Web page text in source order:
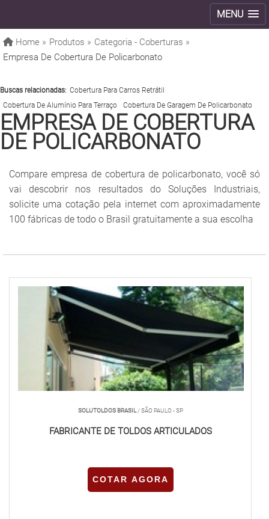
MENU
Home » Produtos » Categoria - Coberturas »
Empresa De Cobertura De Policarbonato
Buscas relacionadas: Cobertura Para Carros Retrátil
Cobertura De Alumínio Para Terraço
Cobertura De Garagem De Policarbonato
EMPRESA DE COBERTURA
DE POLICARBONATO
Compare empresa de cobertura de policarbonato, você só
vai descobrir nos resultados do Soluções Industriais,
solicite uma cotação pela internet com aproximadamente
100 fábricas de todo o Brasil gratuitamente a sua escolha
SOLUTOLDOS BRASIL/ SÃO PAULO - SP
FABRICANTE DE TOLDOS ARTICULADOS
COTAR AGORA